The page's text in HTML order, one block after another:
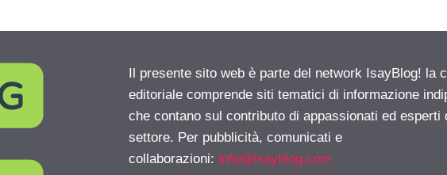
Il presente sito web è parte del network IsayBlog! la
editoriale comprende siti tematici di informazione
che contano sul contributo di appassionati ed esperti
settore. Per pubblicità, comunicati e
collaborazioni: info@isayblog.com